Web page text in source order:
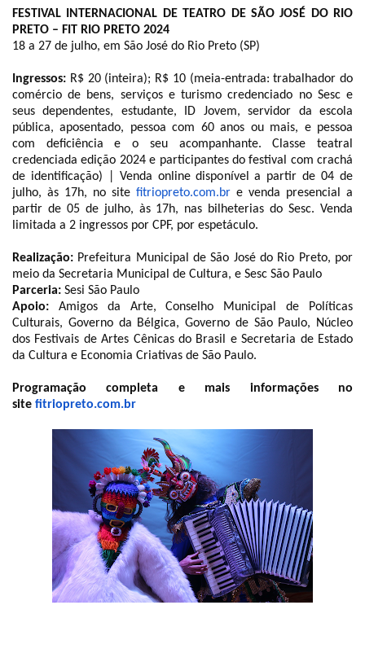
FESTIVAL INTERNACIONAL DE TEATRO DE SÃO JOSÉ DO RIO
PRETO – FIT RIO PRETO 2024
18 a 27 de julho, em São José do Rio Preto (SP)
Ingressos: R$ 20 (inteira); R$ 10 (meia-entrada: trabalhador do
comércio de bens, serviços e turismo credenciado no Sesc e
seus dependentes, estudante, ID Jovem, servidor da escola
pública, aposentado, pessoa com 60 anos ou mais, e pessoa
com deficiência e o seu acompanhante. Classe teatral
credenciada edição 2024 e participantes do festival com crachá
de identificação) | Venda online disponível a partir de 04 de
julho, às 17h, no site fitriopreto.com.br e venda presencial a
partir de 05 de julho, às 17h, nas bilheterias do Sesc. Venda
limitada a 2 ingressos por CPF, por espetáculo.
Realização: Prefeitura Municipal de São José do Rio Preto, por
meio da Secretaria Municipal de Cultura, e Sesc São Paulo
Parceria: Sesi São Paulo
Apoio: Amigos da Arte, Conselho Municipal de Políticas
Culturais, Governo da Bélgica, Governo de São Paulo, Núcleo
dos Festivais de Artes Cênicas do Brasil e Secretaria de Estado
da Cultura e Economia Criativas de São Paulo.
Programação completa e mais informações no
site fitriopreto.com.br